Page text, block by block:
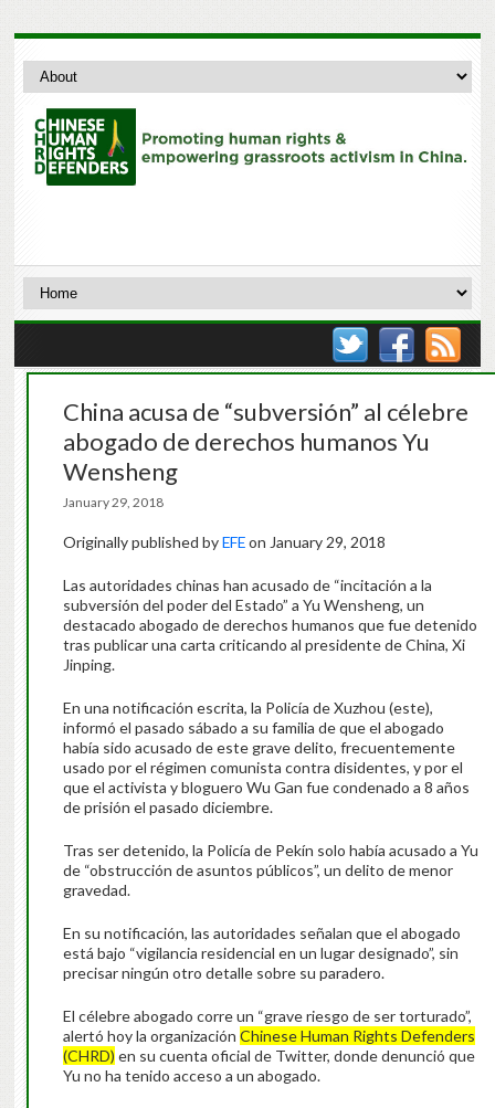
China acusa de “subversión” al célebre
abogado de derechos humanos Yu
Wensheng
January 29, 2018
Originally published byEFEon January 29, 2018
Las autoridades chinas han acusado de “incitación a la
subversión del poder del Estado” a Yu Wensheng, un
destacado abogado de derechos humanos que fue detenido
tras publicar una carta criticando al presidente de China, Xi
Jinping.
En una notificación escrita, la Policía de Xuzhou (este),
informó el pasado sábado a su familia de que el abogado
había sido acusado de este grave delito, frecuentemente
usado por el régimen comunista contra disidentes, y por el
que el activista y bloguero Wu Gan fue condenado a 8 años
de prisión el pasado diciembre.
Tras ser detenido, la Policía de Pekín solo había acusado a Yu
de “obstrucción de asuntos públicos”, un delito de menor
gravedad.
En su notificación, las autoridades señalan que el abogado
está bajo “vigilancia residencial en un lugar designado”, sin
precisar ningún otro detalle sobre su paradero.
El célebre abogado corre un “grave riesgo de ser torturado”,
alertó hoy la organización Chinese Human Rights Defenders
(CHRD) en su cuenta oficial de Twitter, donde denunció que
Yu no ha tenido acceso a un abogado.